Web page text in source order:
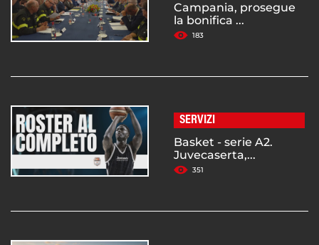
Campania, prosegue
la bonifica ...
183
SERVIZI
Basket - serie A2.
Juvecaserta,...
351